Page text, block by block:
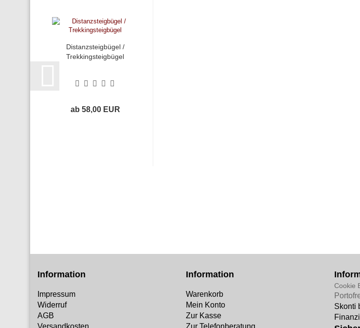
Distanzsteigbügel /
Trekkingsteigbügel
ab 58,00 EUR
Information
Impressum
Widerruf
AGB
Versandkosten
Information
Warenkorb
Mein Konto
Zur Kasse
Zur Telefonberatung
Cookie
Skonti